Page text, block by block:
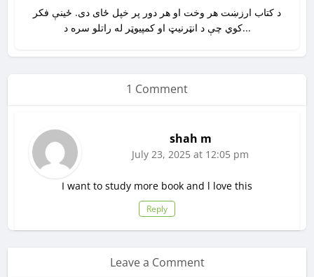
د کتاب ارزښت هر وخت او هر دور پر خپل ځای دی. ځینې فکر
کوي چې د انټرنیټ او کمپیوټر له راتلو سره د...
1 Comment
shah m
July 23, 2025 at 12:05 pm
I want to study more book and l love this
Reply
Leave a Comment